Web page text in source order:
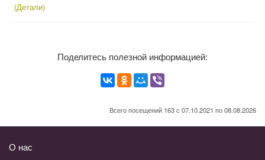
(Детали)
Поделитесь полезной информацией:
Всего посещений 163 с 07.10.2021 по 08.08.2026
О нас